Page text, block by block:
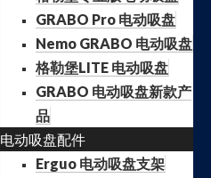
GRABO Pro 电动吸盘
Nemo GRABO 电动吸盘
格勒堡LITE 电动吸盘
GRABO 电动吸盘新款产
品
电动吸盘配件
Erguo 电动吸盘支架